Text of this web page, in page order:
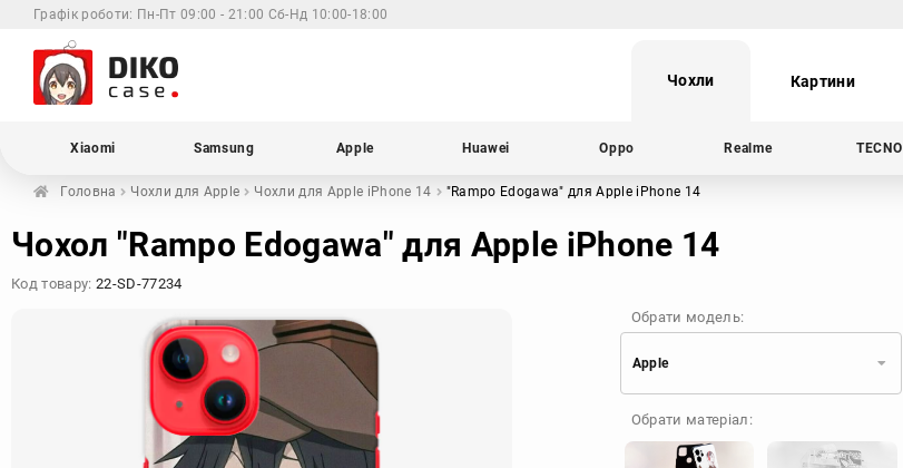
Графік роботи: Пн-Пт 09:00 - 21:00 Сб-Нд 10:00-18:00
Чохли Картини
Xiaomi Samsung Apple Huawei Oppo Realme TECNO
Головна Чохли для Apple Чохли для Apple iPhone 14 "Rampo Edogawa" для Apple iPhone 14
Чохол "Rampo Edogawa" для Apple iPhone 14
Код товару: 22-SD-77234
Обрати модель:
Apple
Samsung
Apple
Oppo
Realme
Обрати матеріал: